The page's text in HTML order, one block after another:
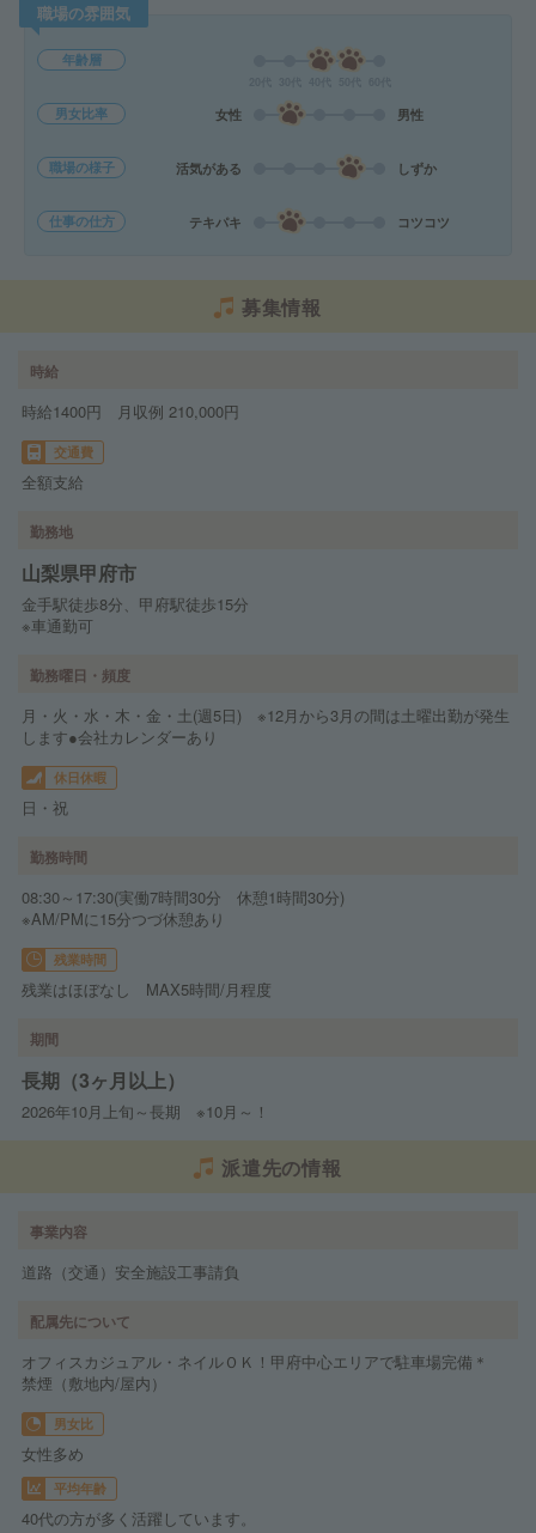
職場の雰囲気
年齢層
男女比率 女性 男性
職場の様子 活気がある しずか
仕事の仕方 テキパキ コツコツ
募集情報
時給
時給1400円 月収例 210,000円
交通費
全額支給
勤務地
山梨県甲府市
金手駅徒歩8分、甲府駅徒歩15分
※車通勤可
勤務曜日・頻度
月・火・水・木・金・土(週5日) ※12月から3月の間は土曜出勤が発生
します●会社カレンダーあり
休日休暇
日・祝
勤務時間
08:30～17:30(実働7時間30分 休憩1時間30分)
※AM/PMに15分つづ休憩あり
残業時間
残業はほぼなし MAX5時間/月程度
期間
長期（3ヶ月以上）
2026年10月上旬～長期 ※10月～！
派遣先の情報
事業内容
道路（交通）安全施設工事請負
配属先について
オフィスカジュアル・ネイルＯＫ！甲府中心エリアで駐車場完備＊
禁煙（敷地内/屋内）
男女比
女性多め
平均年齢
40代の方が多く活躍しています。